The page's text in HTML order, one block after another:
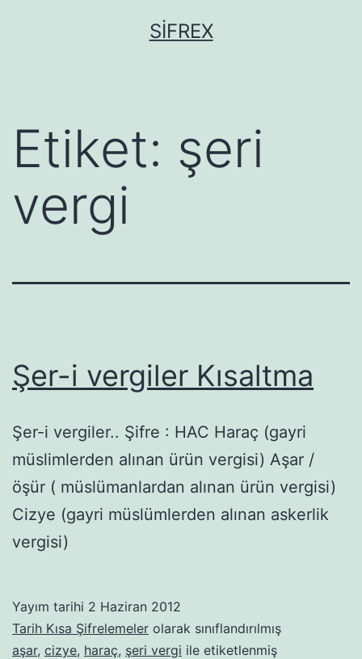
SIFREX
Etiket: şeri
vergi
Şer-i vergiler Kısaltma
Şer-i vergiler.. Şifre : HAC Haraç (gayri
müslimlerden alınan ürün vergisi) Aşar /
öşür ( müslümanlardan alınan ürün vergisi)
Cizye (gayri müslümlerden alınan askerlik
vergisi)
Yayım tarihi 2 Haziran 2012
Tarih Kısa Şifrelemeler olarak sınıflandırılmış
aşar, cizye, haraç, şeri vergi ile etiketlenmiş